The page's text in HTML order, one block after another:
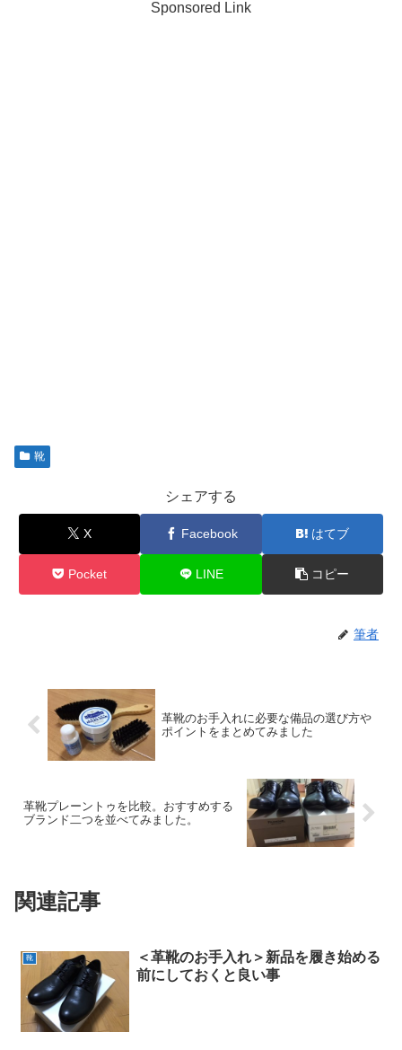
Sponsored Link
靴
シェアする
X Facebook はてブ
Pocket LINE コピー
筆者
革靴のお手入れに必要な備品の選び方や
ポイントをまとめてみました
革靴プレーントゥを比較。おすすめする
ブランド二つを並べてみました。
関連記事
靴
＜革靴のお手入れ＞新品を履き始める
前にしておくと良い事